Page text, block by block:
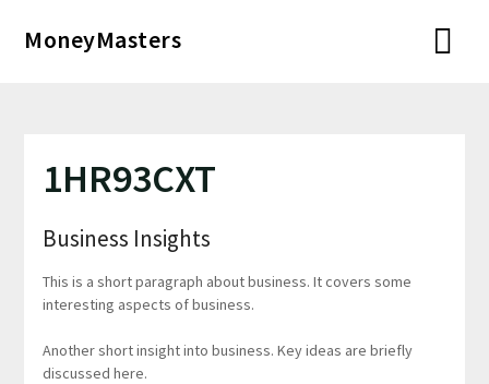
MoneyMasters
1HR93CXT
Business Insights
This is a short paragraph about business. It covers some
interesting aspects of business.
Another short insight into business. Key ideas are briefly
discussed here.